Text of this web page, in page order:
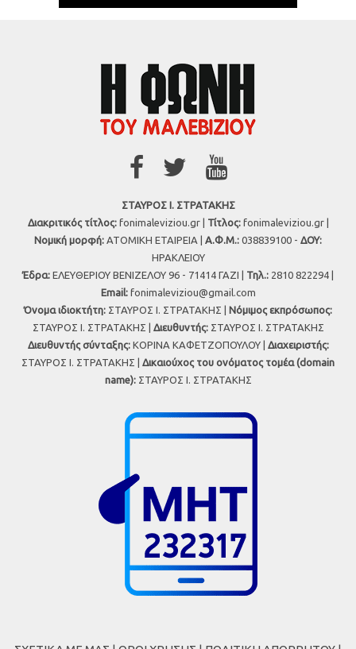
ΣΤΑΥΡΟΣ Ι. ΣΤΡΑΤΑΚΗΣ
Διακριτικός τίτλος:fonimaleviziou.gr | Τίτλος:fonimaleviziou.gr |
Νομική μορφή: ΑΤΟΜΙΚΗ ΕΤΑΙΡΕΙΑ | Α.Φ.Μ.: 038839100 - ΔΟΥ:
ΗΡΑΚΛΕΙΟΥ
Έδρα: ΕΛΕΥΘΕΡΙΟΥ ΒΕΝΙΖΕΛΟΥ 96 - 71414 ΓΑΖΙ | Τηλ.: 2810 822294 |
Εmail: fonimaleviziou@gmail.com
Όνομα ιδιοκτήτη: ΣΤΑΥΡΟΣ Ι. ΣΤΡΑΤΑΚΗΣ | Νόμιμος εκπρόσωπος:
ΣΤΑΥΡΟΣ Ι. ΣΤΡΑΤΑΚΗΣ | Διευθυντής:ΣΤΑΥΡΟΣ Ι. ΣΤΡΑΤΑΚΗΣ
Διευθυντής σύνταξης:ΚΟΡΙΝΑ ΚΑΦΕΤΖΟΠΟΥΛΟΥ | Διαχειριστής:
ΣΤΑΥΡΟΣ Ι. ΣΤΡΑΤΑΚΗΣ | Δικαιούχος του ονόματος τομέα (domain
name):ΣΤΑΥΡΟΣ Ι. ΣΤΡΑΤΑΚΗΣ